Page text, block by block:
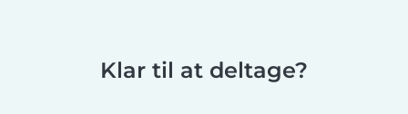
Klar til at deltage?